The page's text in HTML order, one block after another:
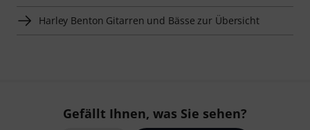
Harley Benton Gitarren und Bässe zur Übersicht
Gefällt Ihnen, was Sie sehen?